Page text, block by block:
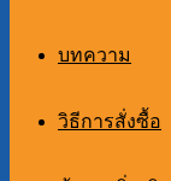
บทความ
วิธีการสั่งซื้อ